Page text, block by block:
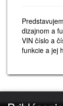
dizajnom a
VIN číslo a
funkcie a jej